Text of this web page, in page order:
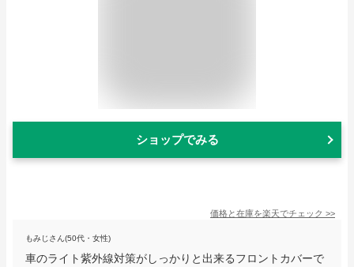
ショップでみる
価格と在庫を楽天でチェック >>
もみじさん(50代・女性)
車のライト紫外線対策がしっかりと出来るフロントカバーで